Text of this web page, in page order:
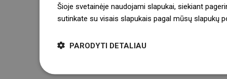
Šioje svetainėje naudojami slapukai, siekiant
sutinkate su visais slapukais pagal mūsų slapukų
PARODYTI DETALIAU